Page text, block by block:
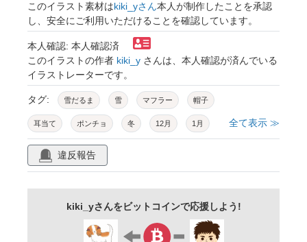
このイラスト素材はkiki_yさん本人が制作したことを承認
し、安全にご利用いただけることを確認しています。
本人確認: 本人確認済
このイラストの作者 kiki_y さんは、本人確認が済んでいる
イラストレーターです。
タグ: 雪だるま 雪 マフラー 帽子
耳当て ポンチョ 冬 12月 1月
2月 背景 壁紙
可愛い 素材
全て表示 ≫
違反報告
kiki_yさんをビットコインで応援しよう!